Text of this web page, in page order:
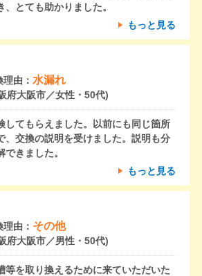
とても助かりました。
もっと見る
理由： 水漏れ
府大阪市／女性・50代)
してもらえました。以前にも同じ箇所
、交換の説明を受けました。説明も分
きました。
もっと見る
理由： その他
府大阪市／男性・50代)
等を取り換えるために来ていただいた